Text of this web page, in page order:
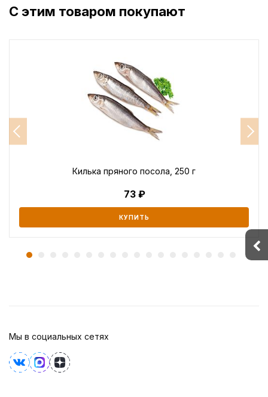
С этим товаром покупают
Килька пряного посола, 250 г
73
КУПИТЬ
Мы в социальных сетях